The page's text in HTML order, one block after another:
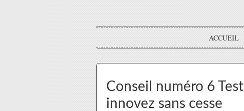
ACCUEIL
Conseil numéro 6
innovez sans cesse